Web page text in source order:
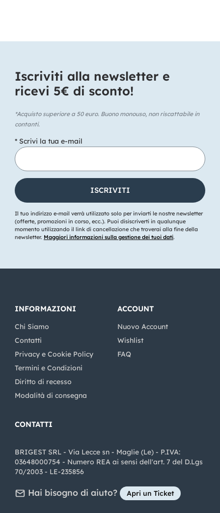
Iscriviti alla newsletter e
ricevi 5€ di sconto!​
*Acquisto superiore a 50 euro. Buono monouso, non riscattabile in
contanti.
* Scrivi la tua e-mail
Il tuo indirizzo e-mail verrà utilizzato solo per inviarti le nostre newsletter
(offerte, promozioni in corso, ecc.). Puoi disiscriverti in qualunque
momento utilizzando il link di cancellazione che troverai alla fine della
newsletter. Maggiori informazioni sulla gestione dei tuoi dati.
INFORMAZIONI
Chi Siamo
Contatti
Privacy e Cookie Policy
Termini e Condizioni
Diritto di recesso
Modalità di consegna
ACCOUNT
Nuovo Account
Wishlist
FAQ
CONTATTI
BRIGEST SRL - Via Lecce sn - Maglie (Le) - P.IVA:
03648000754 - Numero REA ai sensi dell'art. 7 del D.Lgs
70/2003 - LE-235856
Hai bisogno di aiuto? Apri un Ticket